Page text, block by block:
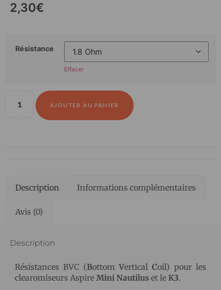
2,30€
Résistance
Effacer
AJOUTER AU PANIER
Description Informations complémentaires
Avis (0)
Description
Résistances BVC (BottomVerticalCoil) pour les
clearomiseurs Aspire Mini Nautilus et le K3.